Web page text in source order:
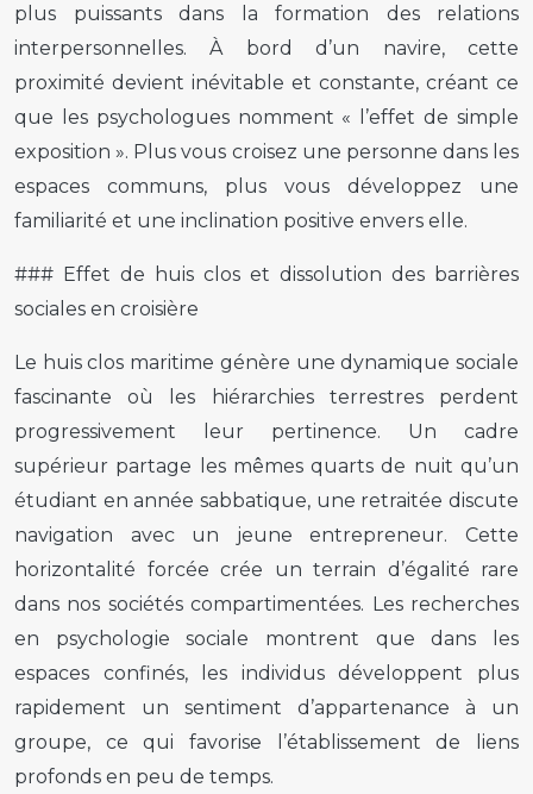
plus puissants dans la formation des relations
interpersonnelles. À bord d’un navire, cette
proximité devient inévitable et constante, créant ce
que les psychologues nomment « l’effet de simple
exposition ». Plus vous croisez une personne dans les
espaces communs, plus vous développez une
familiarité et une inclination positive envers elle.
### Effet de huis clos et dissolution des barrières
sociales en croisière
Le huis clos maritime génère une dynamique sociale
fascinante où les hiérarchies terrestres perdent
progressivement leur pertinence. Un cadre
supérieur partage les mêmes quarts de nuit qu’un
étudiant en année sabbatique, une retraitée discute
navigation avec un jeune entrepreneur. Cette
horizontalité forcée crée un terrain d’égalité rare
dans nos sociétés compartimentées. Les recherches
en psychologie sociale montrent que dans les
espaces confinés, les individus développent plus
rapidement un sentiment d’appartenance à un
groupe, ce qui favorise l’établissement de liens
profonds en peu de temps.